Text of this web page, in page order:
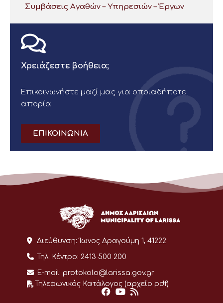
Συμβάσεις Αγαθών – Υπηρεσιών – Έργων
Χρειάζεστε βοήθεια;
Επικοινωνήστε μαζί μας για οποιαδήποτε
απορία
ΕΠΙΚΟΙΝΩΝΙΑ
Διεύθυνση: Ίωνος Δραγούμη 1, 41222
Τηλ. Κέντρο: 2413 500 200
E-mail: protokolo@larissa.gov.gr
Τηλεφωνικός Κατάλογος (αρχείο pdf)